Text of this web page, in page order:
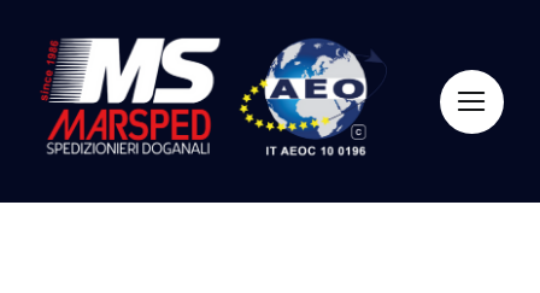
contenuto